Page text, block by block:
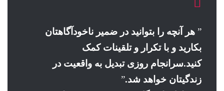
” هر آنچه را بتوانید در ضمیر ناخودآگاهتان
بکارید و با تکرار و تلقینات کمک
کنید.سرانجام روزی تبدیل به واقعیت در
زندگیتان خواهد شد.”